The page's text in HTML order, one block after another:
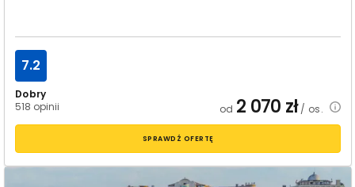
Dobry
518 opinii
7.2
od 2 070 zł/ os.
SPRAWDŹ OFERTĘ